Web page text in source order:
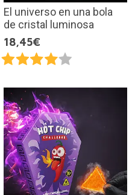
El universo en una bola
de cristal luminosa
18,45€